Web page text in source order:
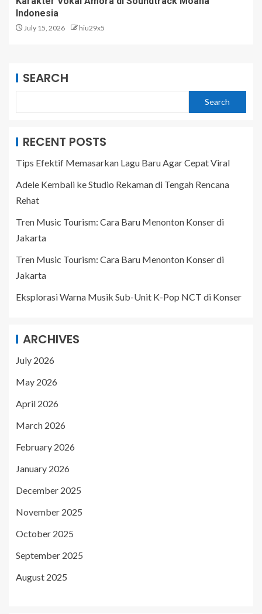
Indonesia
July 15, 2026 hiu29x5
SEARCH
Search
RECENT POSTS
Tips Efektif Memasarkan Lagu Baru Agar Cepat Viral
Adele Kembali ke Studio Rekaman di Tengah Rencana
Rehat
Tren Music Tourism: Cara Baru Menonton Konser di
Jakarta
Tren Music Tourism: Cara Baru Menonton Konser di
Jakarta
Eksplorasi Warna Musik Sub-Unit K-Pop NCT di Konser
ARCHIVES
July 2026
May 2026
April 2026
March 2026
February 2026
January 2026
December 2025
November 2025
October 2025
September 2025
August 2025